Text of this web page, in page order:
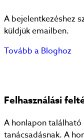
A bejelentkezéshez
küldjük emailben.
Tovább a Bloghoz
Felhasználási
A honlapon
tanácsadásnak. A